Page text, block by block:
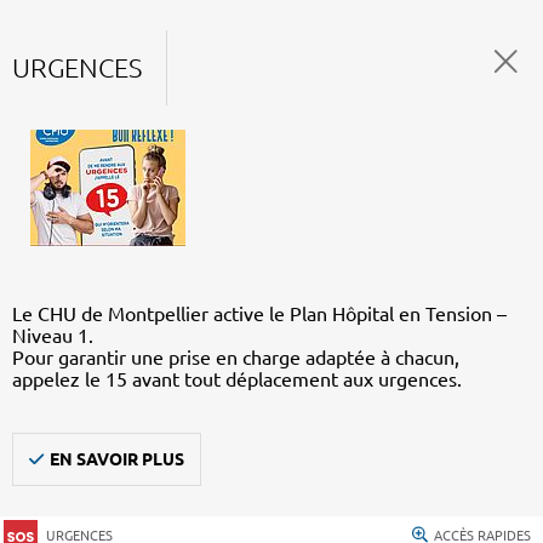
URGENCES
Le CHU de Montpellier active le Plan Hôpital en Tension –
Niveau 1.
Pour garantir une prise en charge adaptée à chacun,
appelez le 15 avant tout déplacement aux urgences.
EN SAVOIR PLUS
URGENCES ACCÈS RAPIDES